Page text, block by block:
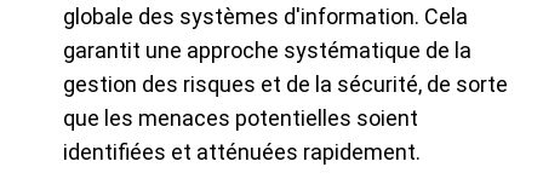
globale des systèmes d'information. Cela
garantit une approche systématique de la
gestion des risques et de la sécurité, de sorte
que les menaces potentielles soient
identifiées et atténuées rapidement.